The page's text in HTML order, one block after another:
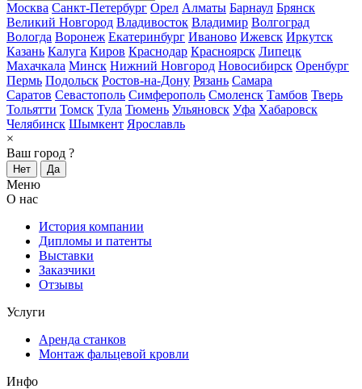
Москва Санкт-Петербург Орел Алматы Барнаул Брянск
Великий Новгород Владивосток Владимир Волгоград
Вологда Воронеж Екатеринбург Иваново Ижевск Иркутск
Казань Калуга Киров Краснодар Красноярск Липецк
Махачкала Минск Нижний Новгород Новосибирск Оренбург
Пермь Подольск Ростов-на-Дону Рязань Самара
Саратов Севастополь Симферополь Смоленск Тамбов Тверь
Тольятти Томск Тула Тюмень Ульяновск Уфа Хабаровск
Челябинск Шымкент Ярославль
×
Ваш город ?
Нет Да
Меню
О нас
История компании
Дипломы и патенты
Выставки
Заказчики
Отзывы
Услуги
Аренда станков
Монтаж фальцевой кровли
Инфо